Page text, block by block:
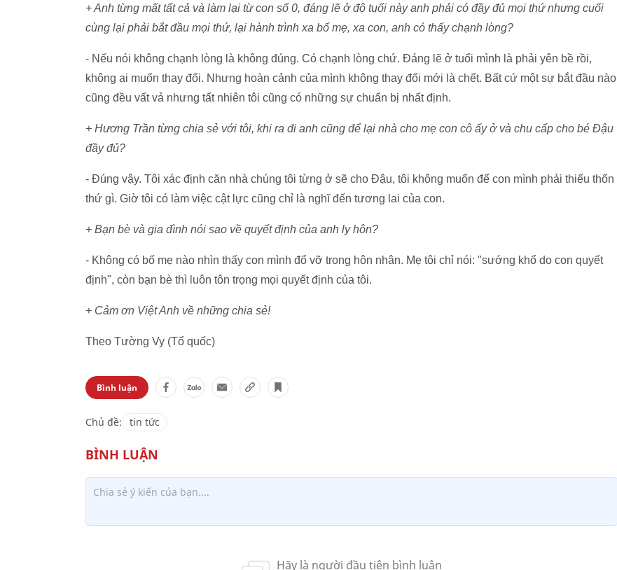
+ Anh từng mất tất cả và làm lại từ con số 0, đáng lẽ ở độ tuổi này anh phải có đầy đủ mọi thứ nhưng cuối
cùng lại phải bắt đầu mọi thứ, lại hành trình xa bố mẹ, xa con, anh có thấy chạnh lòng?
- Nếu nói không chạnh lòng là không đúng. Có chạnh lòng chứ. Đáng lẽ ở tuổi mình là phải yên bề rồi,
không ai muốn thay đổi. Nhưng hoàn cảnh của mình không thay đổi mới là chết. Bất cứ một sự bắt đầu nào
cũng đều vất vả nhưng tất nhiên tôi cũng có những sự chuẩn bị nhất định.
+ Hương Trần từng chia sẻ với tôi, khi ra đi anh cũng để lại nhà cho mẹ con cô ấy ở và chu cấp cho bé Đậu
đầy đủ?
- Đúng vậy. Tôi xác định căn nhà chúng tôi từng ở sẽ cho Đậu, tôi không muốn để con mình phải thiếu thốn
thứ gì. Giờ tôi có làm việc cật lực cũng chỉ là nghĩ đến tương lai của con.
+ Bạn bè và gia đình nói sao về quyết định của anh ly hôn?
- Không có bố mẹ nào nhìn thấy con mình đổ vỡ trong hôn nhân. Mẹ tôi chỉ nói: "sướng khổ do con quyết
định", còn bạn bè thì luôn tôn trọng mọi quyết định của tôi.
+ Cảm ơn Việt Anh về những chia sẻ!
Theo Tường Vy (Tổ quốc)
Bình luận
Chủ đề: tin tức